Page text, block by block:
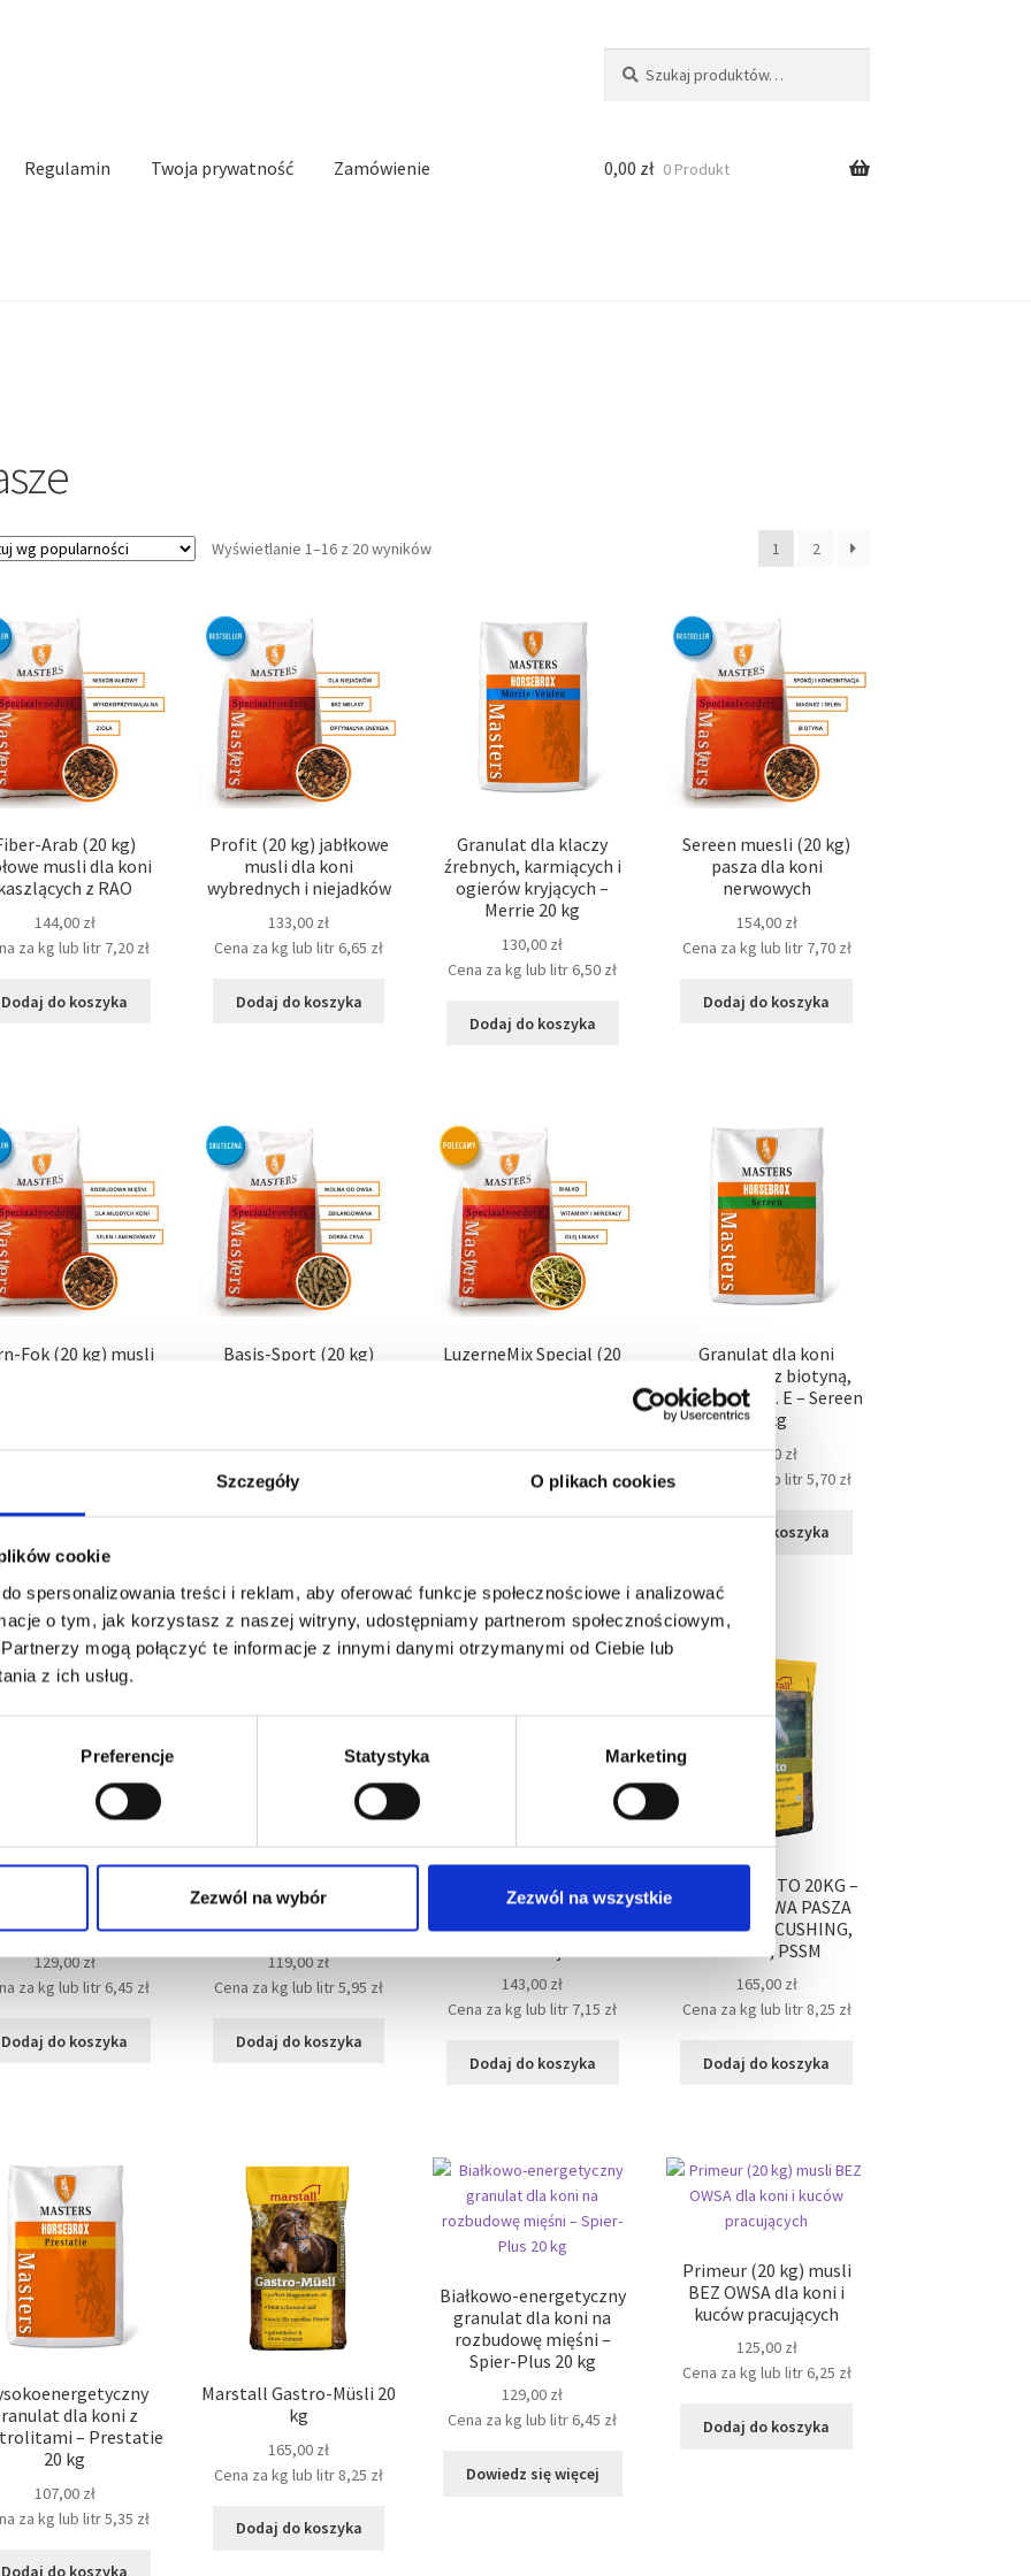
Szczegóły O plikach cookies
cookie
spersonalizowania treści i reklam, aby oferować funkcje społecznościowe i analizować
o tym, jak korzystasz z naszej witryny, udostępniamy partnerom społecznościowym,
mogą połączyć te informacje z innymi danymi otrzymanymi od Ciebie lub
z ich usług.
Preferencje Statystyka Marketing
Zezwól na wybór Zezwól na wszystkie
Regulamin Twoja prywatność Zamówienie 0,00 zł 0 Produkt
Wyświetlanie 1–16 z 20 wynikówPosortowane
1 2
Arab (20 kg)
musli dla koni
z RAO
144,00 zł
za kg lub litr 7,20 zł
Dodaj do koszyka
Profit (20 kg) jabłkowe
musli dla koni
wybrednych i niejadków
133,00 zł
Cena za kg lub litr 6,65 zł
Dodaj do koszyka
Granulat dla klaczy
źrebnych, karmiących i
ogierów kryjących –
Merrie 20 kg
130,00 zł
Cena za kg lub litr 6,50 zł
Dodaj do koszyka
Sereen muesli (20 kg)
pasza dla koni
nerwowych
154,00 zł
Cena za kg lub litr 7,70 zł
Dodaj do koszyka
Fok (20 kg) musli
Dodaj do koszyka
Basis-Sport (20 kg)
Cena za kg lub litr5,35zł
LuzerneMix Special (20
Cena za kg lub litr6,50zł
Granulat dla koni
nerwowych z biotyną,
selenem i wit. E – Sereen
20 kg
114,00 zł
Cena za kg lub litr5,70 zł
Dodaj do koszyka
i odsadków
129,00zł
za kg lub litr 6,45 zł
Dodaj do koszyka
Granulat dla koni
stojących i ochwatowych
– Structovit 20 kg
119,00zł
Cena za kg lub litr5,95 zł
Dodaj do koszyka
Senior Muesli (20 kg)
musli dla koni starszych,
pracujących w sporcie i
143,00 zł
Cena za kg lub litr 7,15 zł
Dodaj do koszyka
MARSTALL VITO 20KG –
BEZZBOŻOWA PASZA
DLA KONI – CUSHING,
ochwat, PSSM
165,00 zł
Cena za kg lub litr 8,25 zł
Dodaj do koszyka
dla koni z
– Prestatie
20 kg
107,00 zł
za kg lub litr5,35 zł
Dodaj do koszyka
Marstall Gastro-Müsli 20
kg
165,00 zł
Cena za kg lub litr 8,25 zł
Dodaj do koszyka
Białkowo-energetyczny
granulat dla koni na
rozbudowę mięśni –
Spier-Plus 20 kg
129,00 zł
Cena za kg lub litr 6,45 zł
Dowiedz się więcej
Primeur (20 kg) musli
BEZ OWSA dla koni i
kuców pracujących
125,00 zł
Cena za kg lub litr 6,25 zł
Dodaj do koszyka